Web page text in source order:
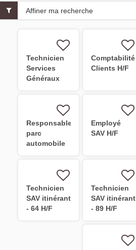
Technicien
Services
Généraux
Comptabilité
Clients H/F
Responsable
parc
automobile
Employé
SAV H/F
Technicien
SAV itinérant
- 64 H/F
Technicien
SAV itinérant
- 89 H/F
Affiner ma recherche